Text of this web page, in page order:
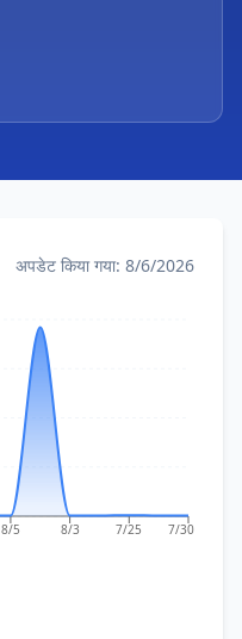
अपडेट किया गया: 8/6/2026
8/5 8/3 7/25 7/30